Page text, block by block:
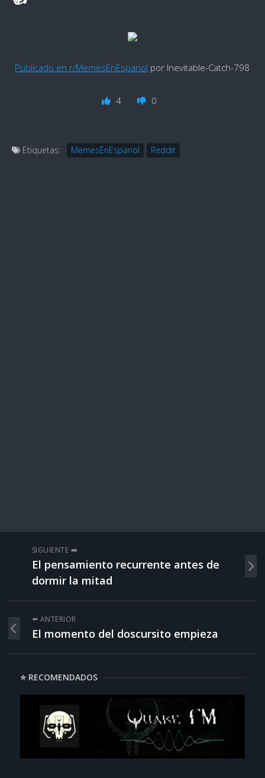
Publicado en r/MemesEnEspanol por Inevitable-Catch-798
4 0
Etiquetas: MemesEnEspanol Reddit
SIGUIENTE ➡️
El pensamiento recurrente antes de
dormir la mitad
⬅️ ANTERIOR
El momento del doscursito empieza
⭐ RECOMENDADOS